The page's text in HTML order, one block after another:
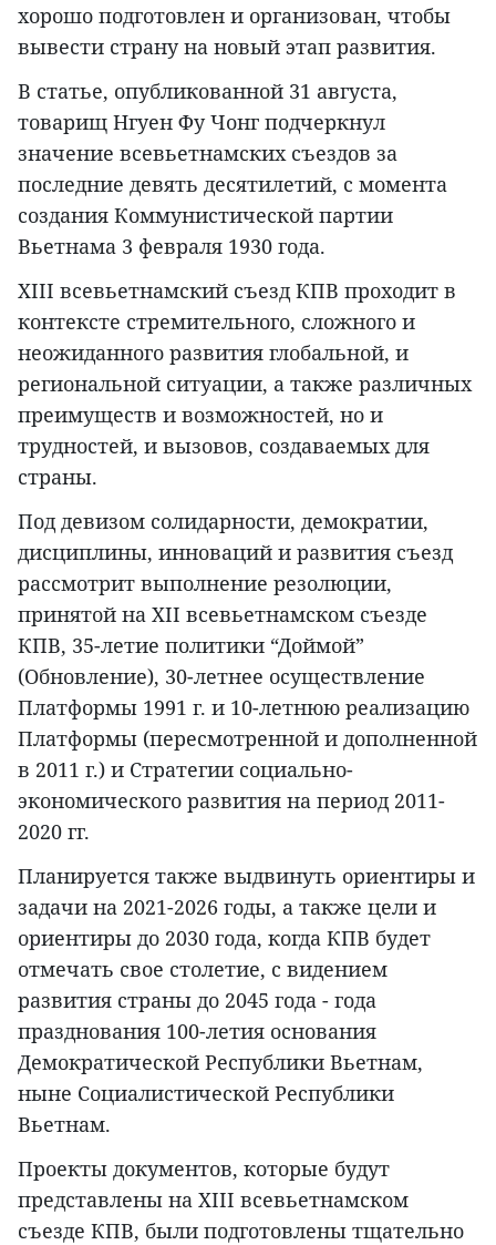
хорошо подготовлен и организован, чтобы
вывести страну на новый этап развития.
В статье, опубликованной 31 августа,
товарищ Нгуен Фу Чонг подчеркнул
значение всевьетнамских съездов за
последние девять десятилетий, с момента
создания Коммунистической партии
Вьетнама 3 февраля 1930 года.
XIII всевьетнамский съезд КПВ проходит в
контексте стремительного, сложного и
неожиданного развития глобальной, и
региональной ситуации, а также различных
преимуществ и возможностей, но и
трудностей, и вызовов, создаваемых для
страны.
Под девизом солидарности, демократии,
дисциплины, инноваций и развития съезд
рассмотрит выполнение резолюции,
принятой на XII всевьетнамском съезде
КПВ, 35-летие политики “Доймой”
(Обновление), 30-летнее осуществление
Платформы 1991 г. и 10-летнюю реализацию
Платформы (пересмотренной и дополненной
в 2011 г.) и Стратегии социально-
экономического развития на период 2011-
2020 гг.
Планируется также выдвинуть ориентиры и
задачи на 2021-2026 годы, а также цели и
ориентиры до 2030 года, когда КПВ будет
отмечать свое столетие, с видением
развития страны до 2045 года - года
празднования 100-летия основания
Демократической Республики Вьетнам,
ныне Социалистической Республики
Вьетнам.
Проекты документов, которые будут
представлены на XIII всевьетнамском
съезде КПВ, были подготовлены тщательно